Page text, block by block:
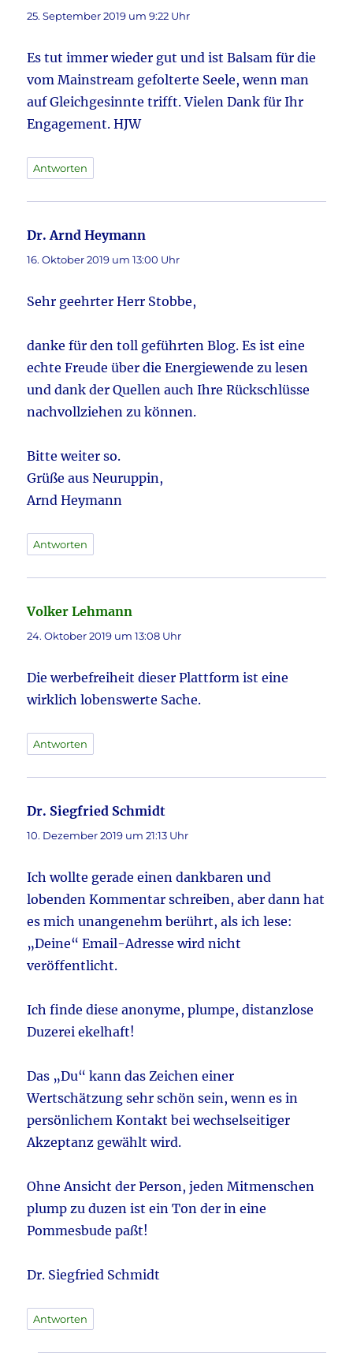
25. September 2019 um 9:22 Uhr
Es tut immer wieder gut und ist Balsam für die
vom Mainstream gefolterte Seele, wenn man
auf Gleichgesinnte trifft. Vielen Dank für Ihr
Engagement. HJW
Antworten
Dr. Arnd Heymann
16. Oktober 2019 um 13:00 Uhr
Sehr geehrter Herr Stobbe,
danke für den toll geführten Blog. Es ist eine
echte Freude über die Energiewende zu lesen
und dank der Quellen auch Ihre Rückschlüsse
nachvollziehen zu können.
Bitte weiter so.
Grüße aus Neuruppin,
Arnd Heymann
Antworten
Volker Lehmann
24. Oktober 2019 um 13:08 Uhr
Die werbefreiheit dieser Plattform ist eine
wirklich lobenswerte Sache.
Antworten
Dr. Siegfried Schmidt
10. Dezember 2019 um 21:13 Uhr
Ich wollte gerade einen dankbaren und
lobenden Kommentar schreiben, aber dann hat
es mich unangenehm berührt, als ich lese:
„Deine“ Email-Adresse wird nicht
veröffentlicht.
Ich finde diese anonyme, plumpe, distanzlose
Duzerei ekelhaft!
Das „Du“ kann das Zeichen einer
Wertschätzung sehr schön sein, wenn es in
persönlichem Kontakt bei wechselseitiger
Akzeptanz gewählt wird.
Ohne Ansicht der Person, jeden Mitmenschen
plump zu duzen ist ein Ton der in eine
Pommesbude paßt!
Dr. Siegfried Schmidt
Antworten